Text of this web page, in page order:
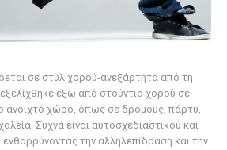
σε στυλ χορού-ανεξάρτητα από τη
έξω από στούντιο χορού σε
ανοιχτό χώρο, όπως σε δρόμους, πάρτυ,
Συχνά είναι αυτοσχεδιαστικού και
την αλληλεπίδραση και την